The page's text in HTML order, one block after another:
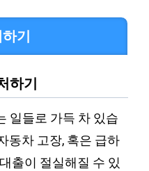
기
하기
일들로 가득 차 있습
동차 고장, 혹은 급하
출이 절실해질 수 있